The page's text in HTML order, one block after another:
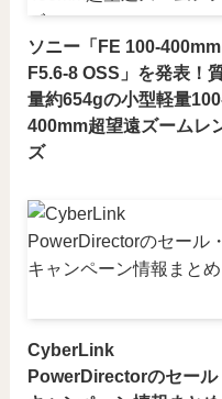
ソニー「FE 100-400mm
F5.6-8 OSS」を発表！
量約654gの小型軽量
400mm超望遠ズームレ
ズ
CyberLink
PowerDirectorのセール